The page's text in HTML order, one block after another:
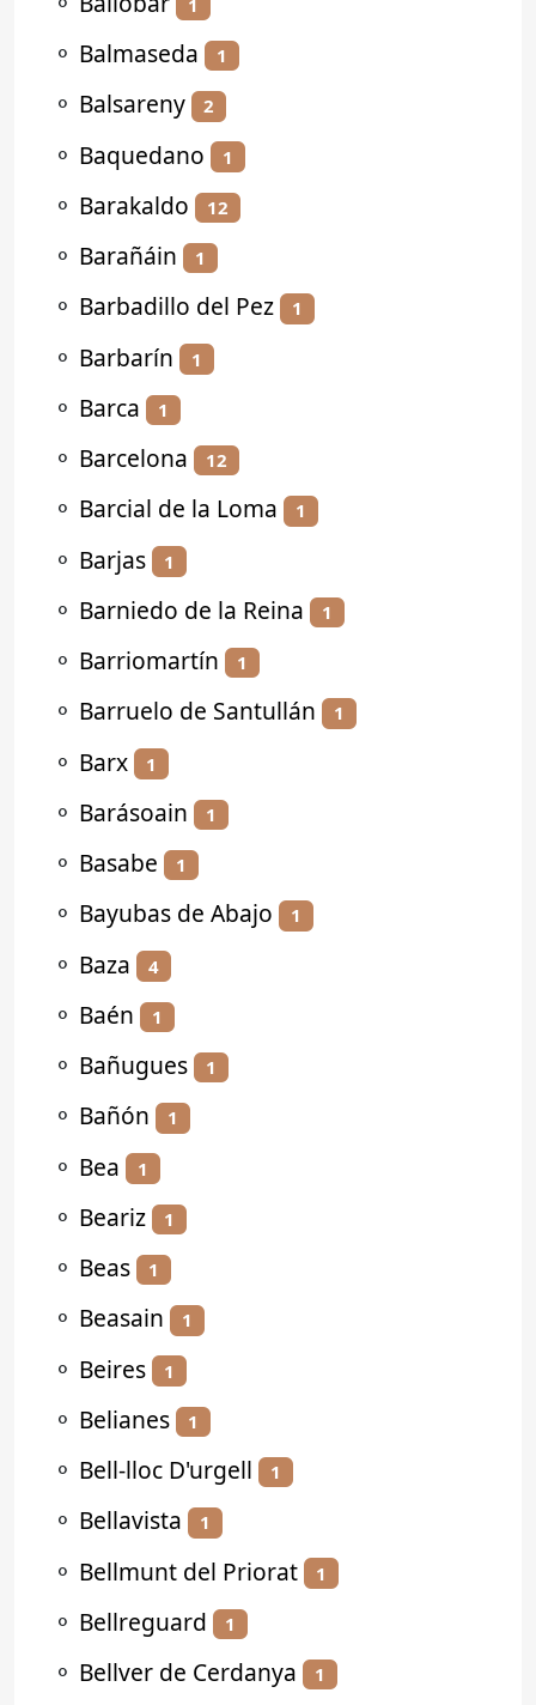
⚬ Balmaseda 1
⚬ Balsareny 2
⚬ Baquedano 1
⚬ Barakaldo 12
⚬ Barañáin 1
⚬ Barbadillo del Pez 1
⚬ Barbarín 1
⚬ Barca 1
⚬ Barcelona 12
⚬ Barcial de la Loma 1
⚬ Barjas 1
⚬ Barniedo de la Reina 1
⚬ Barriomartín 1
⚬ Barruelo de Santullán 1
⚬ Barx 1
⚬ Barásoain 1
⚬ Basabe 1
⚬ Bayubas de Abajo 1
⚬ Baza 4
⚬ Baén 1
⚬ Bañugues 1
⚬ Bañón 1
⚬ Bea 1
⚬ Beariz 1
⚬ Beas 1
⚬ Beasain 1
⚬ Beires 1
⚬ Belianes 1
⚬ Bell-lloc D'urgell 1
⚬ Bellavista 1
⚬ Bellmunt del Priorat 1
⚬ Bellreguard 1
⚬ Bellver de Cerdanya 1